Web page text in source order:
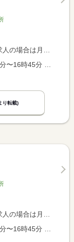
時間額を表示しています。
り転載)
時間額を表示しています。